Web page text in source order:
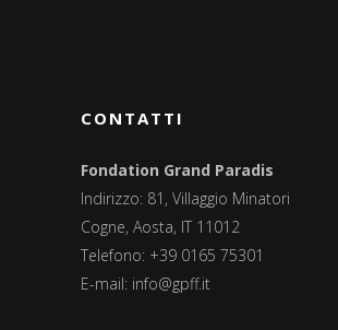
CONTATTI
Fondation Grand Paradis
Indirizzo: 81, Villaggio Minatori
Cogne, Aosta, IT 11012
Telefono: +39 0165 75301
E-mail: info@gpff.it